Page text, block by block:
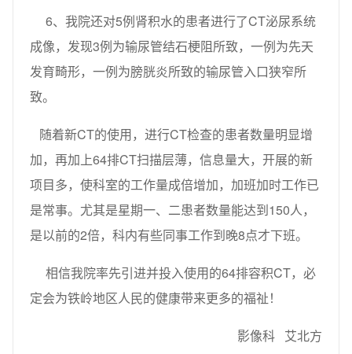
6、我院还对5例肾积水的患者进行了CT泌尿系统
成像，发现3例为输尿管结石梗阻所致，一例为先天
发育畸形，一例为膀胱炎所致的输尿管入口狭窄所
致。
随着新CT的使用，进行CT检查的患者数量明显增
加，再加上64排CT扫描层薄，信息量大，开展的新
项目多，使科室的工作量成倍增加，加班加时工作已
是常事。尤其是星期一、二患者数量能达到150人，
是以前的2倍，科内有些同事工作到晚8点才下班。
相信我院率先引进并投入使用的64排容积CT，必
定会为铁岭地区人民的健康带来更多的福祉！
影像科 艾北方